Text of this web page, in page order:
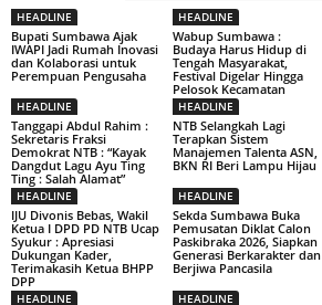
HEADLINE
Bupati Sumbawa Ajak
IWAPI Jadi Rumah Inovasi
dan Kolaborasi untuk
Perempuan Pengusaha
HEADLINE
Wabup Sumbawa :
Budaya Harus Hidup di
Tengah Masyarakat,
Festival Digelar Hingga
Pelosok Kecamatan
HEADLINE
Tanggapi Abdul Rahim :
Sekretaris Fraksi
Demokrat NTB : “Kayak
Dangdut Lagu Ayu Ting
Ting : Salah Alamat”
HEADLINE
NTB Selangkah Lagi
Terapkan Sistem
Manajemen Talenta ASN,
BKN RI Beri Lampu Hijau
HEADLINE
IJU Divonis Bebas, Wakil
Ketua I DPD PD NTB Ucap
Syukur : Apresiasi
Dukungan Kader,
Terimakasih Ketua BHPP
DPP
HEADLINE
Sekda Sumbawa Buka
Pemusatan Diklat Calon
Paskibraka 2026, Siapkan
Generasi Berkarakter dan
Berjiwa Pancasila
HEADLINE HEADLINE